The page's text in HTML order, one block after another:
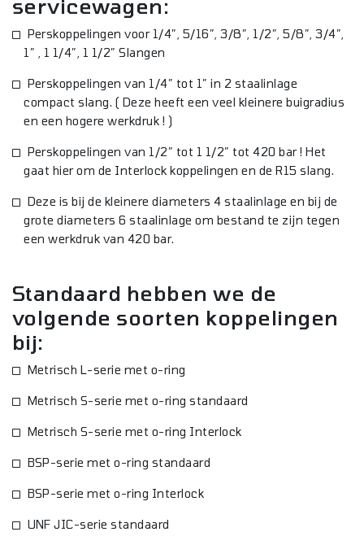
servicewagen:
Perskoppelingen voor 1/4″, 5/16″, 3/8″, 1/2″, 5/8″, 3/4″,
1″ , 1 1/4″, 1 1/2″ Slangen
Perskoppelingen van 1/4″ tot 1″ in 2 staalinlage
compact slang. ( Deze heeft een veel kleinere buigradius
en een hogere werkdruk ! )
Perskoppelingen van 1/2″ tot 1 1/2″ tot 420 bar ! Het
gaat hier om de Interlock koppelingen en de R15 slang.
Deze is bij de kleinere diameters 4 staalinlage en bij de
grote diameters 6 staalinlage om bestand te zijn tegen
een werkdruk van 420 bar.
Standaard hebben we de
volgende soorten koppelingen
bij:
Metrisch L-serie met o-ring
Metrisch S-serie met o-ring standaard
Metrisch S-serie met o-ring Interlock
BSP-serie met o-ring standaard
BSP-serie met o-ring Interlock
UNF JIC-serie standaard